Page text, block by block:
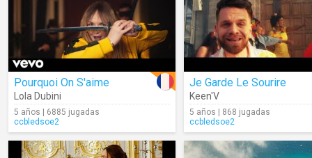
Pourquoi On S'aime
Lola Dubini
5 años | 6885 jugadas
ccbledsoe2
Je Garde Le Sourire
Keen'V
5 años | 868 jugadas
ccbledsoe2